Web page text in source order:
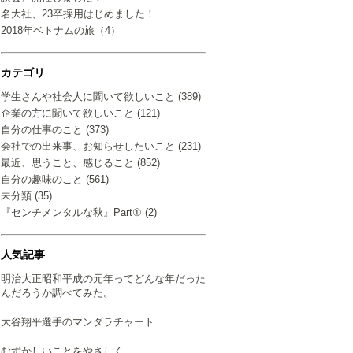
名大社、23卒採用はじめました！
2018年ベトナムの旅（4）
カテゴリ
学生さんや社会人に聞いて欲しいこと (389)
企業の方に聞いて欲しいこと (121)
自分の仕事のこと (373)
会社での出来事、お知らせしたいこと (231)
最近、思うこと、感じること (852)
自分の趣味のこと (561)
未分類 (35)
『センチメンタルな秋』Part① (2)
人気記事
明治大正昭和平成の元年ってどんな年だった
んだろうか調べてみた。
大谷翔平選手のマンダラチャート